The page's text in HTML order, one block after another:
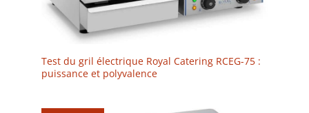
Test du gril électrique Royal Catering RCEG-75 :
puissance et polyvalence